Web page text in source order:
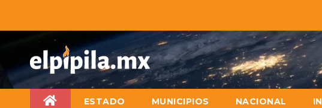
ESTADO MUNICIPIOS NACIONAL